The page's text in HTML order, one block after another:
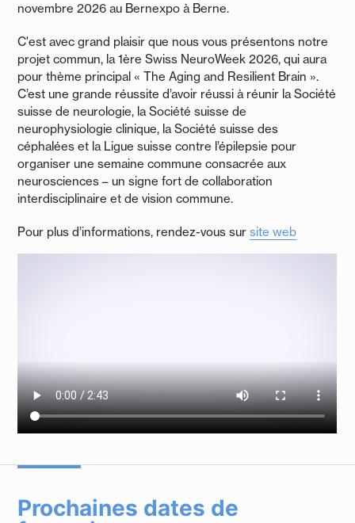
novembre 2026 au Bernexpo à Berne.
C'est avec grand plaisir que nous vous présentons notre
projet commun, la 1ère Swiss NeuroWeek 2026, qui aura
pour thème principal « The Aging and Resilient Brain ».
C’est une grande réussite d’avoir réussi à réunir la Société
suisse de neurologie, la Société suisse de
neurophysiologie clinique, la Société suisse des
céphalées et la Ligue suisse contre l’épilepsie pour
organiser une semaine commune consacrée aux
neurosciences – un signe fort de collaboration
interdisciplinaire et de vision commune.
Pour plus d’informations, rendez-vous sursite web
Prochaines dates de